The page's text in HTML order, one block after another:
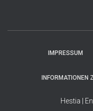
IMPRESSUM
INFORMATIONEN
Hestia |